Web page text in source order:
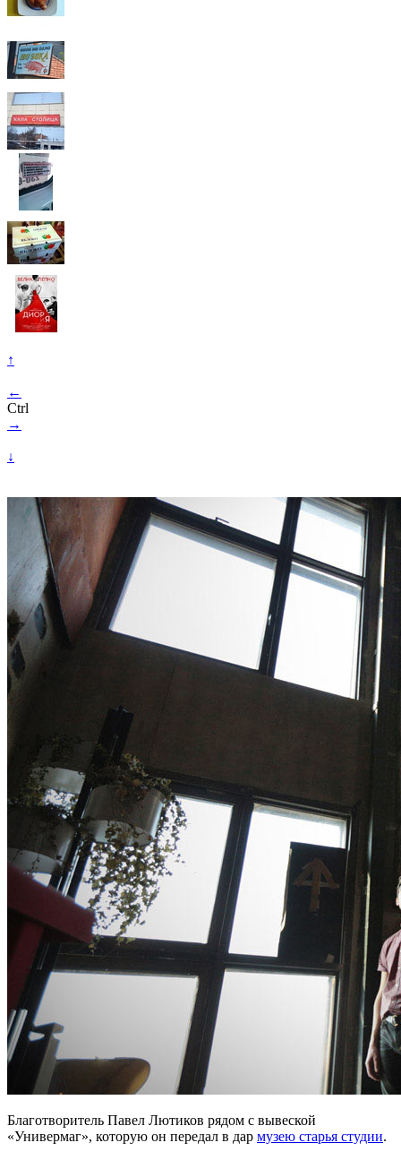
↑
←
Ctrl
→
↓
Благотворитель Павел Лютиков рядом с вывеской
«Универмаг», которую он передал в дар музею старья студии.